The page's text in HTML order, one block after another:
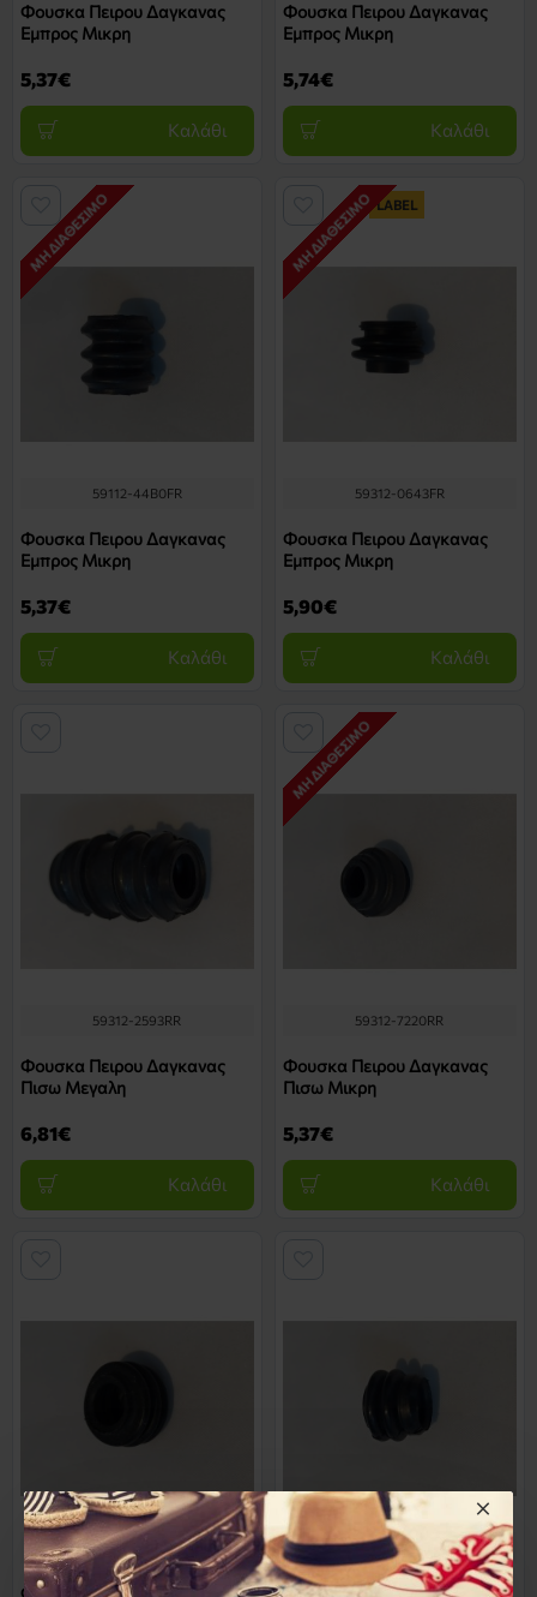
Φουσκα Πειρου Δαγκανας
Εμπρος Μικρη
5,37€
Καλάθι
Φουσκα Πειρου Δαγκανας
Εμπρος Μικρη
5,74€
Καλάθι
ΜΗ ΔΙΑΘΈΣΙΜΟ
59112-44B0FR
Φουσκα Πειρου Δαγκανας
Εμπρος Μικρη
5,37€
Καλάθι
LABEL
ΜΗ ΔΙΑΘΈΣΙΜΟ
59312-0643FR
Φουσκα Πειρου Δαγκανας
Εμπρος Μικρη
5,90€
Καλάθι
59312-2593RR
Φουσκα Πειρου Δαγκανας
Πισω Μεγαλη
6,81€
Καλάθι
ΜΗ ΔΙΑΘΈΣΙΜΟ
59312-7220RR
Φουσκα Πειρου Δαγκανας
Πισω Μικρη
5,37€
Καλάθι
59312-3650RR 59312-2584RR